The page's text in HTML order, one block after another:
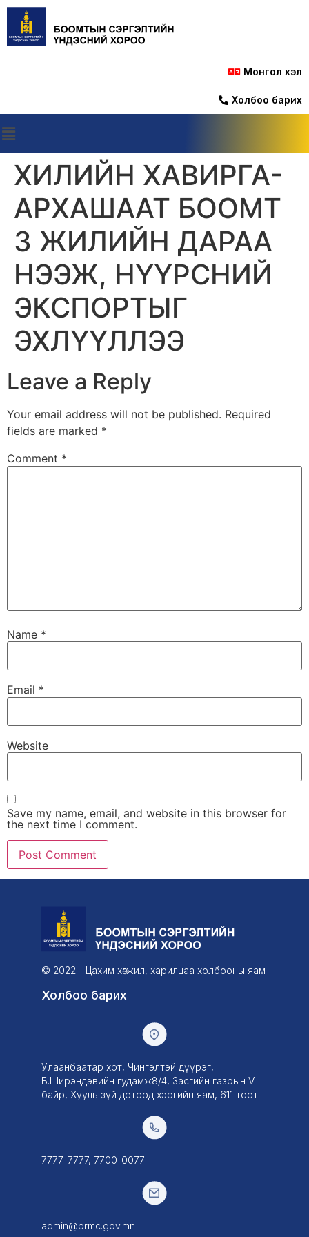
Монгол хэл
Холбоо барих
ХИЛИЙН ХАВИРГА-
АРХАШААТ БООМТ
3 ЖИЛИЙН ДАРАА
НЭЭЖ, НҮҮРСНИЙ
ЭКСПОРТЫГ
ЭХЛҮҮЛЛЭЭ
Leave a Reply
Your email address will not be published. Required
fields are marked *
Comment *
Name *
Email *
Website
Save my name, email, and website in this browser for
the next time I comment.
© 2022 - Цахим хөгжил, харилцаа холбооны яам
Холбоо барих
Улаанбаатар хот, Чингэлтэй дүүрэг,
Б.Ширэндэвийн гудамж8/4, Засгийн газрын V
байр, Хууль зүй дотоод хэргийн яам, 611 тоот
7777-7777, 7700-0077
admin@brmc.gov.mn